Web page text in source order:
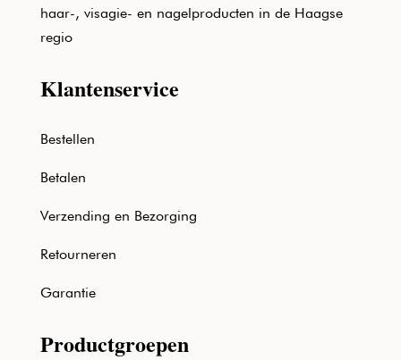
haar-, visagie- en nagelproducten in de Haagse
regio
Klantenservice
Bestellen
Betalen
Verzending en Bezorging
Retourneren
Garantie
Productgroepen